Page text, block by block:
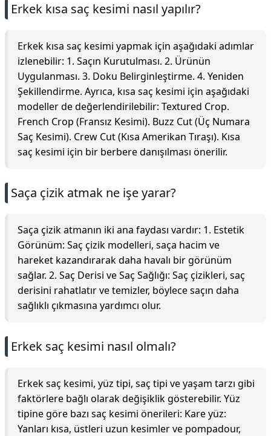
Erkek kısa saç kesimi nasıl yapılır?
Erkek kısa saç kesimi yapmak için aşağıdaki adımlar
izlenebilir: 1. Saçın Kurutulması. 2. Ürünün
Uygulanması. 3. Doku Belirginleştirme. 4. Yeniden
Şekillendirme. Ayrıca, kısa saç kesimi için aşağıdaki
modeller de değerlendirilebilir: Textured Crop.
French Crop (Fransız Kesimi). Buzz Cut (Üç Numara
Saç Kesimi). Crew Cut (Kısa Amerikan Tıraşı). Kısa
saç kesimi için bir berbere danışılması önerilir.
Saça çizik atmak ne işe yarar?
Saça çizik atmanın iki ana faydası vardır: 1. Estetik
Görünüm: Saç çizik modelleri, saça hacim ve
hareket kazandırarak daha havalı bir görünüm
sağlar. 2. Saç Derisi ve Saç Sağlığı: Saç çizikleri, saç
derisini rahatlatır ve temizler, böylece saçın daha
sağlıklı çıkmasına yardımcı olur.
Erkek saç kesimi nasıl olmalı?
Erkek saç kesimi, yüz tipi, saç tipi ve yaşam tarzı gibi
faktörlere bağlı olarak değişiklik gösterebilir. Yüz
tipine göre bazı saç kesimi önerileri: Kare yüz:
Yanları kısa, üstleri uzun kesimler ve pompadour,